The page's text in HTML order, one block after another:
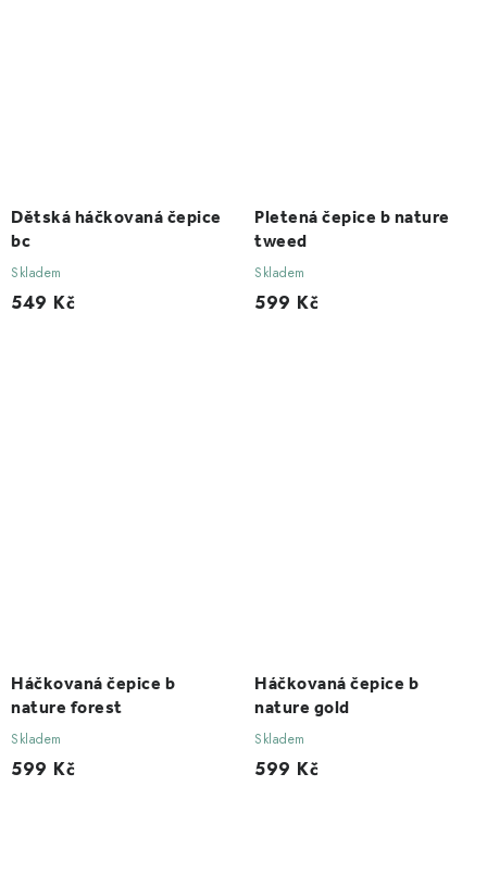
Dětská háčkovaná čepice
bc
Skladem
549 Kč
Pletená čepice b nature
tweed
Skladem
599 Kč
Háčkovaná čepice b
nature forest
Skladem
599 Kč
Háčkovaná čepice b
nature gold
Skladem
599 Kč